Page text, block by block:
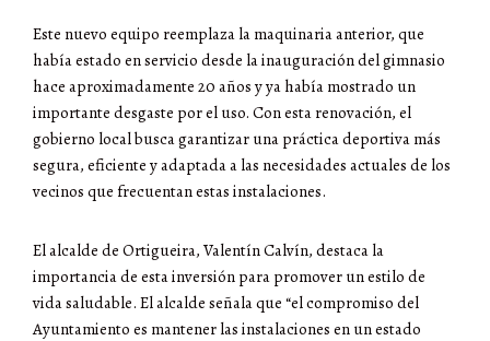
Este nuevo equipo reemplaza la maquinaria anterior, que
había estado en servicio desde la inauguración del gimnasio
hace aproximadamente 20 años y ya había mostrado un
importante desgaste por el uso. Con esta renovación, el
gobierno local busca garantizar una práctica deportiva más
segura, eficiente y adaptada a las necesidades actuales de los
vecinos que frecuentan estas instalaciones.
El alcalde de Ortigueira, Valentín Calvín, destaca la
importancia de esta inversión para promover un estilo de
vida saludable. El alcalde señala que “el compromiso del
Ayuntamiento es mantener las instalaciones en un estado